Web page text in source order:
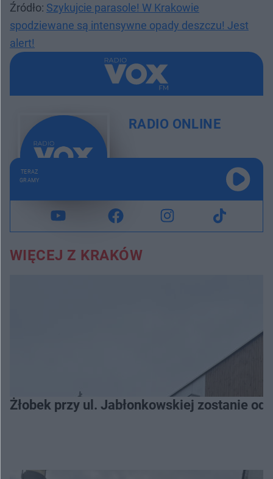
Źródło: Szykujcie parasole! W Krakowie
spodziewane są intensywne opady deszczu! Jest
alert!
RADIO ONLINE
TERAZ
GRAMY
WIĘCEJ Z KRAKÓW
Żłobek przy ul. Jabłonkowskiej zostanie